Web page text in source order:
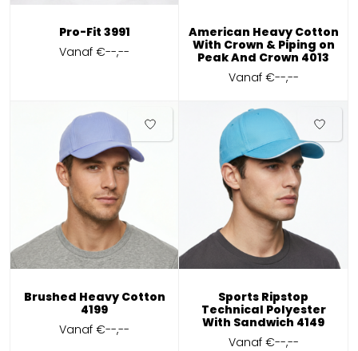
Pro-Fit 3991
Vanaf€--,--
American Heavy Cotton
With Crown & Piping on
Peak And Crown 4013
Vanaf €--,--
Brushed Heavy Cotton
4199
Vanaf€--,--
Sports Ripstop
Technical Polyester
With Sandwich 4149
Vanaf €--,--